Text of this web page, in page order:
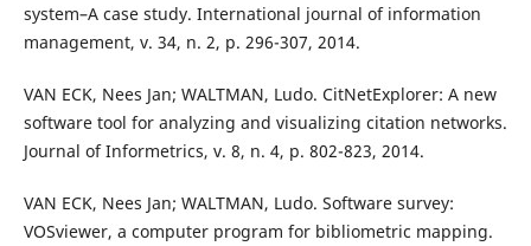
system–A case study. International journal of information
management, v. 34, n. 2, p. 296-307, 2014.
VAN ECK, Nees Jan; WALTMAN, Ludo. CitNetExplorer: A new
software tool for analyzing and visualizing citation networks.
Journal of Informetrics, v. 8, n. 4, p. 802-823, 2014.
VAN ECK, Nees Jan; WALTMAN, Ludo. Software survey:
VOSviewer, a computer program for bibliometric mapping.